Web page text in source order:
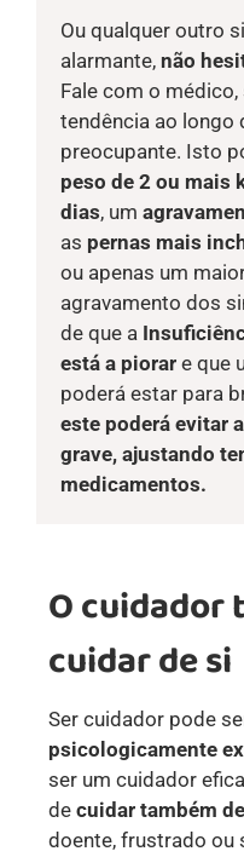
Ou qualquer outro
alarmante, não
Fale com o
tendência ao longo
preocupante. Isto
peso de 2 ou mais
dias, um
as pernas mais
ou apenas um
agravamento dos
de que a
está a piorar e que
poderá estar para
este poderá evitar
grave, ajustando
medicamentos.
O cuidador
cuidar de si
Ser cuidador pode
psicologicamente
ser um cuidador
de cuidar também
doente, frustrado ou